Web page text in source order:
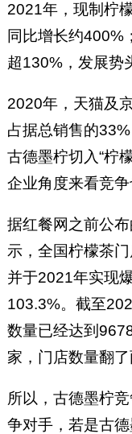
2021年，现制柠
同比增长约400%
超130%，发展势
2020年，天猫及
占据总销售的
古德墨柠切入“柠
企业角度来看竞争
据红餐网之前公
示，全国柠檬茶
并于2021年实现
103.3%。截至
数量已经达到
家，门店数量翻了
所以，古德墨柠
争对手，若是古